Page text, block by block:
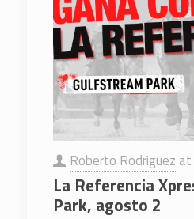
Roberto Rodriguez at
La Referencia
Park, agosto 2